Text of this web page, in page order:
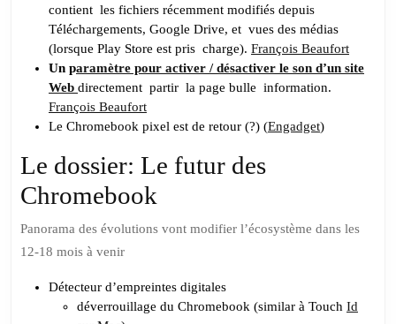
contient les fichiers récemment modifiés depuis
Téléchargements, Google Drive, et vues des médias
(lorsque Play Store est pris charge). François Beaufort
Un paramètre pour activer / désactiver le son d’un site
Web directement partir la page bulle information.
François Beaufort
Le Chromebook pixel est de retour (?) (Engadget)
Le dossier: Le futur des
Chromebook
Panorama des évolutions vont modifier l’écosystème dans les
12-18 mois à venir
Détecteur d’empreintes digitales
déverrouillage du Chromebook (similar à Touch Id